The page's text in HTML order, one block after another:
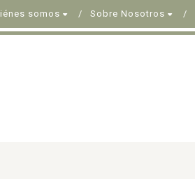
somos Sobre Nosotros